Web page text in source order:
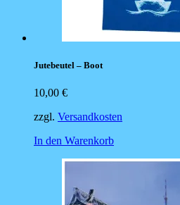
Jutebeutel – Boot
10,00 €
zzgl. Versandkosten
In den Warenkorb